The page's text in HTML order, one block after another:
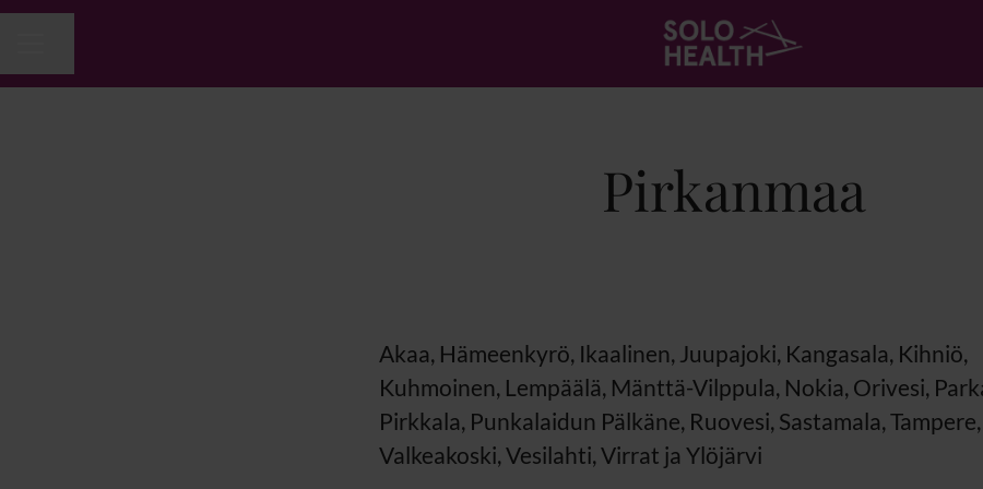
Pirkanmaa
Akaa, Hämeenkyrö, Ikaalinen, Juupajoki, Kangasala, Kihniö,
Kuhmoinen, Lempäälä, Mänttä-Vilppula, Nokia, Orivesi,
Pirkkala, Punkalaidun Pälkäne, Ruovesi, Sastamala,
Valkeakoski, Vesilahti, Virrat ja Ylöjärvi